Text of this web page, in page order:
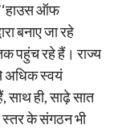
’‘हाउस ऑफ
बनाए जा रहे
पहुंच रहे हैं। राज्य
अधिक स्वयं
ही, साढ़े सात
के संगठन भी